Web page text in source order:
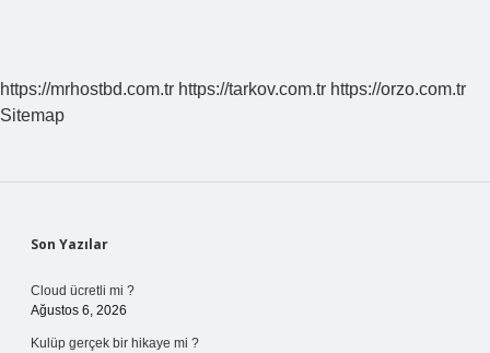
https://mrhostbd.com.tr https://tarkov.com.tr https://orzo.com.tr
Sitemap
Sidebar
Son Yazılar
Cloud ücretli mi ?
Ağustos 6, 2026
Kulüp gerçek bir hikaye mi ?